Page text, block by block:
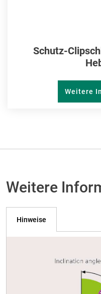
Schutz-
Weitere
Weitere
Hinweise